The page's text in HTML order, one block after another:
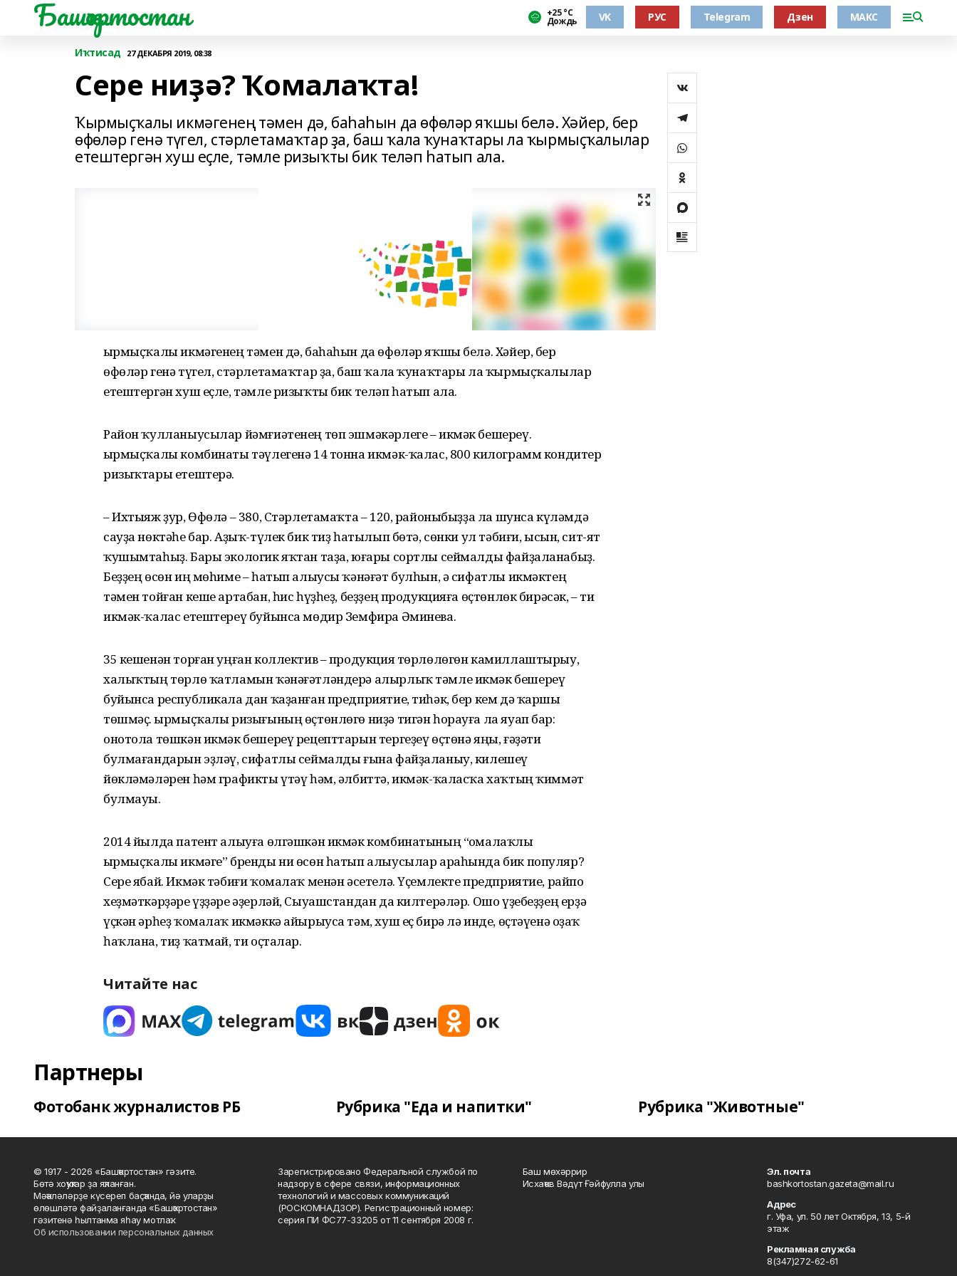
Башҡортостан +25 °С
Дождь VK РУС Telegram Дзен МАКС
Иҡтисад 27 ДЕКАБРЯ 2019, 08:38
Сере ниҙә? Ҡомалаҡта!
Ҡырмыҫҡалы икмәгенең тәмен дә, баһаһын да өфөләр яҡшы белә. Хәйер, бер
өфөләр генә түгел, стәрле­тамаҡтар ҙа, баш ҡала ҡунаҡтары ла ҡырмыҫ­ҡалылар
етештергән хуш еҫле, тәмле ризыҡты бик теләп һатып ала.
Ҡырмыҫҡалы икмәгенең тәмен дә, баһаһын да өфөләр яҡшы белә. Хәйер, бер
өфөләр генә түгел, стәрле­тамаҡтар ҙа, баш ҡала ҡунаҡтары ла ҡырмыҫ­ҡалылар
етештергән хуш еҫле, тәмле ризыҡты бик теләп һатып ала.
Район ҡулланыусылар йәмғиә­тенең төп эшмәкәрлеге – икмәк бешереү.
Ҡырмыҫҡалы комбинаты тәүлегенә 14 тонна икмәк-ҡалас, 800 килограмм кондитер
ризыҡтары етештерә.
– Ихтыяж ҙур, Өфөлә – 380, Стәрлетамаҡта – 120, районыбыҙҙа ла шунса күләмдә
сауҙа нөктәһе бар. Аҙыҡ-түлек бик тиҙ һатылып бөтә, сөнки ул тәбиғи, ысын, сит-ят
ҡушымтаһыҙ. Бары экологик яҡтан таҙа, юғары сортлы сеймалды файҙаланабыҙ.
Беҙҙең өсөн иң мөһиме – һатып алыусы ҡәнәғәт булһын, ә сифатлы икмәктең
тәмен тойған кеше артабан, һис һүҙһеҙ, беҙҙең продукцияға өҫтөнлөк бирәсәк, – ти
икмәк-ҡалас етештереү буйынса мөдир Земфира Әминева.
35 кешенән торған уңған коллектив – продукция төрлөлөгөн камиллаштырыу,
халыҡтың төрлө ҡатламын ҡәнәғәтләндерә алырлыҡ тәмле икмәк бешереү
буйынса республикала дан ҡаҙанған предприятие, тиһәк, бер кем дә ҡаршы
төшмәҫ. Ҡырмыҫҡалы ризығының өҫтөнлөгө ниҙә тигән һорауға ла яуап бар:
онотола төшкән икмәк бешереү рецепттарын тергеҙеү өҫтөнә яңы, ғәҙәти
булмағандарын эҙләү, сифатлы сеймалды ғына файҙаланыу, килешеү
йөкләмәләрен һәм графикты үтәү һәм, әлбиттә, икмәк-ҡаласҡа хаҡтың ҡиммәт
булмауы.
2014 йылда патент алыуға өлгәшкән икмәк комбинатының “Ҡомалаҡлы
Ҡырмыҫҡалы икмәге” бренды ни өсөн һатып алыусылар араһында бик популяр?
Сере ябай. Икмәк тәбиғи ҡомалаҡ менән әсетелә. Үҫемлекте предприятие, райпо
хеҙмәткәрҙәре үҙҙәре әҙер­ләй, Сыуашстандан да килтерәләр. Ошо үҙебеҙҙең ерҙә
үҫкән әрһеҙ ҡомалаҡ икмәккә айырыуса тәм, хуш еҫ бирә лә инде, өҫтәүенә оҙаҡ
һаҡлана, тиҙ ҡатмай, ти оҫталар.
Читайте нас
Партнеры
Фотобанк журналистов РБ Рубрика "Еда и напитки" Рубрика "Животные"
© 1917 - 2026 «Башҡортостан» гәзите.
Бөтә хоҡуҡтар ҙа яҡланған.
Мәҡәләләрҙе күсереп баҫҡанда, йә уларҙы
өлөшләтә файҙаланғанда «Башҡортостан»
гәзитенә һылтанма яһау мотлаҡ.
Об использовании персональных данных
Зарегистрировано Федеральной службой по
надзору в сфере связи, информационных
технологий и массовых коммуникаций
(РОСКОМНАДЗОР). Регистрационный номер:
серия ПИ ФС77-33205 от 11 сентября 2008 г.
Баш мөхәррир
Исхаҡов Вәдүт Ғәйфулла улы
Эл. почта
bashkortostan.gazeta@mail.ru
Адрес
г. Уфа, ул. 50 лет Октября, 13, 5-й
этаж
Рекламная служба
8(347)272-62-61